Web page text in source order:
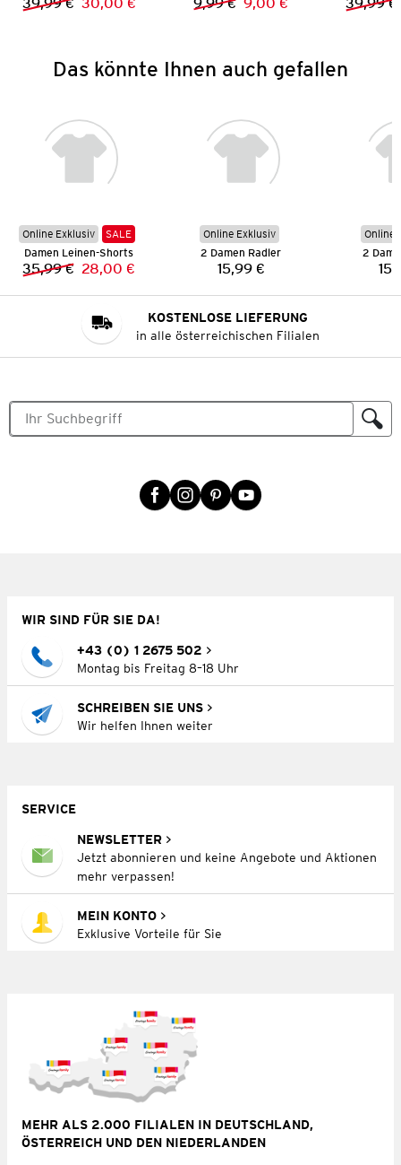
Vorheriger Preis:
Neuer Preis: Vorheriger Preis:
Neuer Preis:
Das könnte Ihnen auch gefallen
Online Exklusiv
SALE
Damen Leinen-Shorts
Vorheriger Preis:
35,99 € Neuer Preis:
28,00 €
Online Exklusiv
2 Damen Radler
Preis:
15,99 €
Online
2
KOSTENLOSE LIEFERUNG
in alle österreichischen Filialen
WIR SIND FÜR SIE DA!
+43 (0) 1 2675 502
Montag bis Freitag 8–18 Uhr
SCHREIBEN SIE UNS
Wir helfen Ihnen weiter
SERVICE
NEWSLETTER
Jetzt abonnieren und keine Angebote und Aktionen
mehr verpassen!
MEIN KONTO
Exklusive Vorteile für Sie
MEHR ALS 2.000 FILIALEN IN DEUTSCHLAND,
ÖSTERREICH UND DEN NIEDERLANDEN